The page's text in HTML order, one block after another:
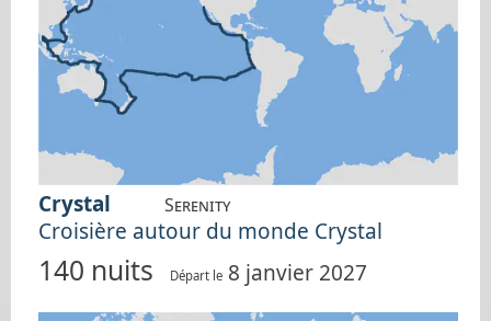
Crystal Serenity
Croisière autour du monde Crystal
140 nuits Départ le 8 janvier 2027